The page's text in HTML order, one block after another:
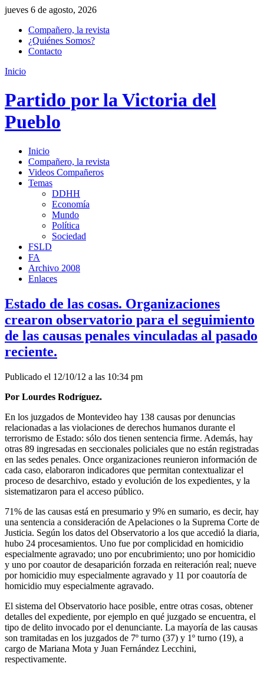
jueves 6 de agosto, 2026
Compañero, la revista
¿Quiénes Somos?
Contacto
Inicio
Partido por la Victoria del
Pueblo
Inicio
Compañero, la revista
Videos Compañeros
Temas
DDHH
Economía
Mundo
Política
Sociedad
FSLD
FA
Archivo 2008
Enlaces
Estado de las cosas. Organizaciones
crearon observatorio para el seguimiento
de las causas penales vinculadas al pasado
reciente.
Publicado el 12/10/12 a las 10:34 pm
Por Lourdes Rodríguez.
En los juzgados de Montevideo hay 138 causas por denuncias
relacionadas a las violaciones de derechos humanos durante el
terrorismo de Estado: sólo dos tienen sentencia firme. Además, hay
otras 89 ingresadas en seccionales policiales que no están registradas
en las sedes penales. Once organizaciones reunieron información de
cada caso, elaboraron indicadores que permitan contextualizar el
proceso de desarchivo, estado y evolución de los expedientes, y la
sistematizaron para el acceso público.
71% de las causas está en presumario y 9% en sumario, es decir, hay
una sentencia a consideración de Apelaciones o la Suprema Corte de
Justicia. Según los datos del Observatorio a los que accedió la diaria,
hubo 24 procesamientos. Uno fue por complicidad en homicidio
especialmente agravado; uno por encubrimiento; uno por homicidio
y uno por coautor de desaparición forzada en reiteración real; nueve
por homicidio muy especialmente agravado y 11 por coautoría de
homicidio muy especialmente agravado.
El sistema del Observatorio hace posible, entre otras cosas, obtener
detalles del expediente, por ejemplo en qué juzgado se encuentra, el
tipo de delito invocado por el denunciante. La mayoría de las causas
son tramitadas en los juzgados de 7º turno (37) y 1º turno (19), a
cargo de Mariana Mota y Juan Fernández Lecchini,
respectivamente.